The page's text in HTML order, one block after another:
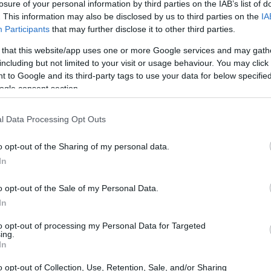
of your personal information by third parties on the IAB’s list of
This information may also be disclosed by us to third parties on the
Participants that may further disclose it to other third parties.
that this website/app uses one or more Google services and may
but not limited to your visit or usage behaviour. You may
to Google and its third-party tags to use your data for below
consent section.
Data Processing Opt Outs
opt-out of the Sharing of my personal data.
opt-out of the Sale of my Personal Data.
opt-out of processing my Personal Data for Targeted
opt-out of Collection, Use, Retention, Sale, and/or Sharing
εντοπίστηκε από εναέριο μέσο της
μίλια νότια των Καλών Λιμένων.
περισυνελέγησαν από πλωτό σκάφος
στους Καλούς Λιμένες.
της FRONTEX προχώρησε στον
που επέβαιναν σε λέμβο, σε
της Γαύδου. Οι αλλοδαποί
12:34
12:21